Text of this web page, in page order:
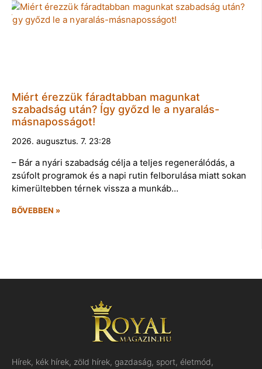
Miért érezzük fáradtabban magunkat
szabadság után? Így győzd le a nyaralás-
másnaposságot!
2026. augusztus. 7. 23:28
– Bár a nyári szabadság célja a teljes regenerálódás, a
zsúfolt programok és a napi rutin felborulása miatt sokan
kimerültebben térnek vissza a munkáb…
BŐVEBBEN »
Hírek, kék hírek, zöld hírek, gazdaság, sport, életmód,